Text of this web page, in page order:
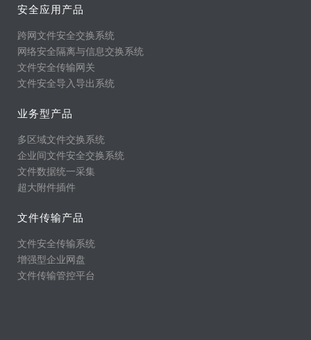
安全应用产品
跨网文件安全交换系统
网络安全隔离与信息交换系统
文件安全传输网关
文件安全导入导出系统
业务型产品
多区域文件交换系统
企业间文件安全交换系统
文件数据统一采集
超大附件插件
文件传输产品
文件安全传输系统
增强型企业网盘
文件传输管控平台